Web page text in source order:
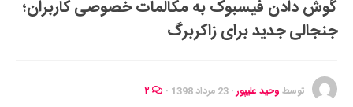
ایران گردی
جهان گردی
موفقیت و مهارت‌های فردی
گوش دادن فیسبوک به مکالمات خصوصی کاربران؛
جنجالی جدید برای زاکربرگ
توسط وحید علیپور· 23 مرداد 1398 ·